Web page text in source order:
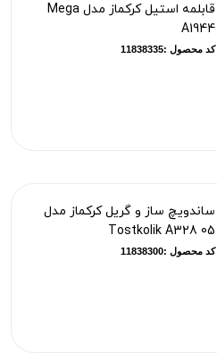
قابلمه استیل کرکماز مدل Mega
A1944
کد محصول :11838335
ساندویچ ساز و گریل کرکماز مدل
Tostkolik A328 05
کد محصول :11838300